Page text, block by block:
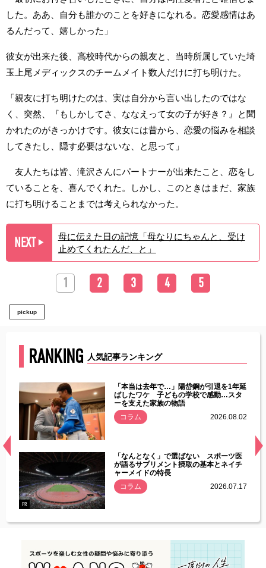
した。ああ、自分も誰かのことを好きになれる。恋愛感情はあ
るんだって、嬉しかった」
彼女が出来た後、高校時代からの親友と、当時所属していた埼
玉上尾メディックスのチームメイト数人だけに打ち明けた。
「親友に打ち明けたのは、実は自分から言い出したのではな
く、突然、『もしかしてさ、ななえって女の子が好き？』と聞
かれたのがきっかけです。彼女には昔から、恋愛の悩みを相談
してきたし、隠す必要はないな、と思って」
友人たちは皆、滝沢さんにパートナーが出来たこと、恋をし
ていることを、喜んでくれた。しかし、このときはまだ、家族
に打ち明けることまでは考えられなかった。
NEXT ▶︎
母に伝えた日の記憶「母なりにちゃんと、受け
止めてくれたんだ、と」
1 2 3 4 5
pickup
RANKING 人気記事ランキング
常
「本当は去年で…」陽岱鋼が引退を1年延
ばしたワケ 子どもの学校で感動…スタ
ーを支えた家族の物語
コラム
2026.08.02
PR
「なんとなく」で選ばない スポーツ医
が語るサプリメント摂取の基本とネイチ
ャーメイドの特長
コラム
2026.07.17